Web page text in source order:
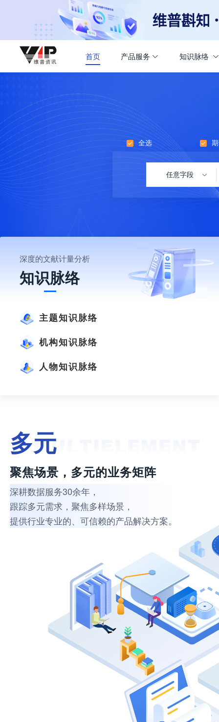
首页 产品服务 知识脉络
全选
任意字段
深度的文献计量分析
知识脉络
主题知识脉络
机构知识脉络
人物知识脉络
多元
聚焦场景，多元的业务矩阵
深耕数据服务30余年，
跟踪多元需求，聚焦多样场景，
提供行业专业的、可信赖的产品解决方案。